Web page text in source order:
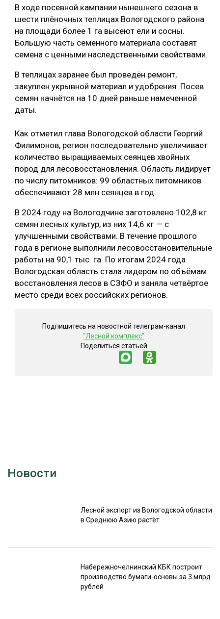
ЛЕСОВОССТАНОВЛЕНИЕ И ЗАЩИТА
ЛОГИСТИКА
ПРОИЗВОДСТВО ДРЕВЕСНЫХ ПЛИТ
КОМПЛЕКСНАЯ ПЕРЕРАБОТКА
ЛЕСОПИЛЕНИЕ
БЕЗОПАСНОЕ ПРОИЗВОДСТВО
СОРТИРОВКА ДРЕВЕСИНЫ
СУШКА ДРЕВЕСИНЫ
МЕБЕЛЬНОЕ ПРОИЗВОДСТВО
ТЕМАТИЧЕСКИЕ ПРОЕКТЫ
ПОДБОРКИ СТАТЕЙ
В ходе посевной кампании нынешнего сезона в
шести плёночных теплицах Вологодского района
на площади более 1 га высеют ели и сосны.
Большую часть семенного материала составят
семена с ценными наследственными свойствами.
В теплицах заранее был проведён ремонт,
закуплен укрывной материал и удобрения. Посев
семян начнётся на 10 дней раньше намеченной
даты.
Как отметил глава Вологодской области Георгий
Филимонов, регион последовательно увеличивает
количество выращиваемых сеянцев хвойных
пород для лесовосстановления. Область лидирует
по числу питомников: 99 областных питомников
обеспечивают 28 млн сеянцев в год.
В 2024 году на Вологодчине заготовлено 102,8 кг
семян лесных культур, из них 14,6 кг — с
улучшенными свойствами. В течение прошлого
года в регионе выполнили лесовосстановительные
работы на 90,1 тыс. га. По итогам 2024 года
Вологодская область стала лидером по объёмам
восстановления лесов в СЗФО и заняла четвёртое
место среди всех российских регионов.
Подпишитесь на новостной телеграм-канал
"Лесной комплекс"
Поделиться статьей
Новости
Лесной экспорт из Вологодской области
в Среднюю Азию растёт
Набережночелнинский КБК построит
производство бумаги-основы за 3 млрд
рублей